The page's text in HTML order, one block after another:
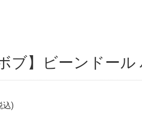
ブ】ビーンドール
込)